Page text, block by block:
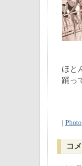
ほと
踊っ
Photo
コ